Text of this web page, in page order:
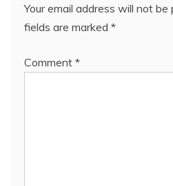
Your email address will not be
fields are marked *
Comment *